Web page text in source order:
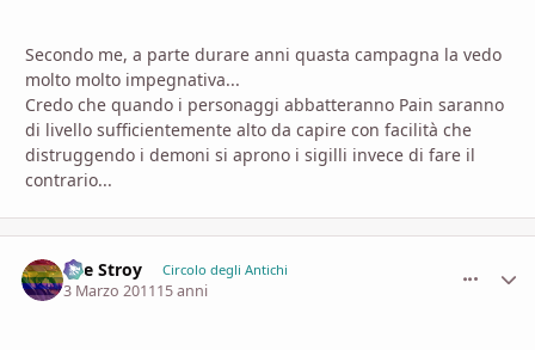
Secondo me, a parte durare anni quasta campagna la vedo
molto molto impegnativa...
Credo che quando i personaggi abbatteranno Pain saranno
di livello sufficientemente alto da capire con facilità che
distruggendo i demoni si aprono i sigilli invece di fare il
contrario...
The Stroy Circolo degli Antichi
3 Marzo 201115 anni